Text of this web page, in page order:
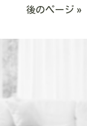
後のページ »